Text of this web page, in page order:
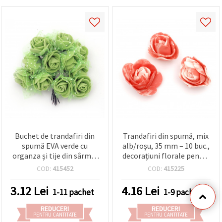
Buchet de trandafiri din
spumă EVA verde cu
organza și tije din sârmă,
25x80 mm - 12 buc.
COD: 415452
3.12 Lei 1-11 pachet
REDUCERI
PENTRU CANTITATE
Trandafiri din spumă, mix
alb/roșu, 35 mm – 10 buc.,
decorațiuni florale pentru
scrapbooking, DIY și
COD: 415225
4.16 Lei 1-9 pachet
REDUCERI
PENTRU CANTITATE